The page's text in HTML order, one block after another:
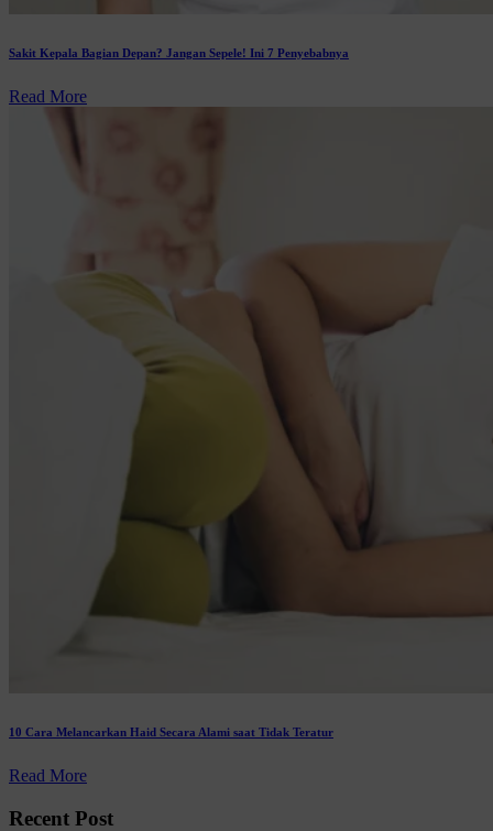
Sakit Kepala Bagian Depan? Jangan Sepele! Ini 7 Penyebabnya
Read More
10 Cara Melancarkan Haid Secara Alami saat Tidak Teratur
Read More
Recent Post